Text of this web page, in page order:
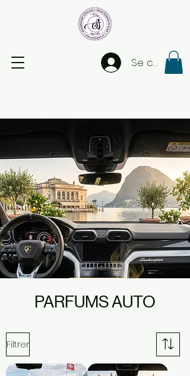
Se
PARFUMS AUTO
Filtrer